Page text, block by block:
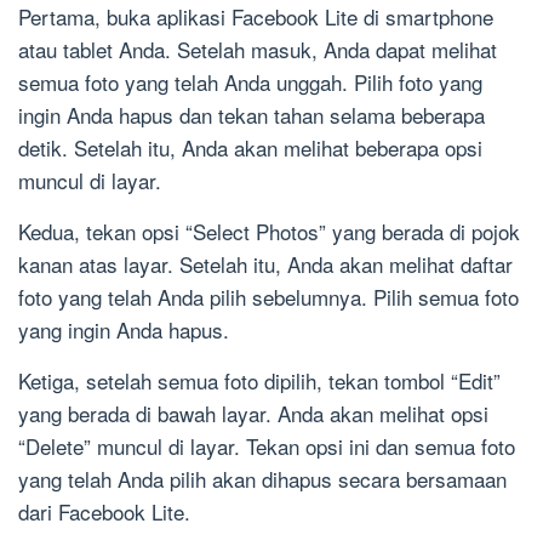
Pertama, buka aplikasi Facebook Lite di smartphone
atau tablet Anda. Setelah masuk, Anda dapat melihat
semua foto yang telah Anda unggah. Pilih foto yang
ingin Anda hapus dan tekan tahan selama beberapa
detik. Setelah itu, Anda akan melihat beberapa opsi
muncul di layar.
Kedua, tekan opsi “Select Photos” yang berada di pojok
kanan atas layar. Setelah itu, Anda akan melihat daftar
foto yang telah Anda pilih sebelumnya. Pilih semua foto
yang ingin Anda hapus.
Ketiga, setelah semua foto dipilih, tekan tombol “Edit”
yang berada di bawah layar. Anda akan melihat opsi
“Delete” muncul di layar. Tekan opsi ini dan semua foto
yang telah Anda pilih akan dihapus secara bersamaan
dari Facebook Lite.